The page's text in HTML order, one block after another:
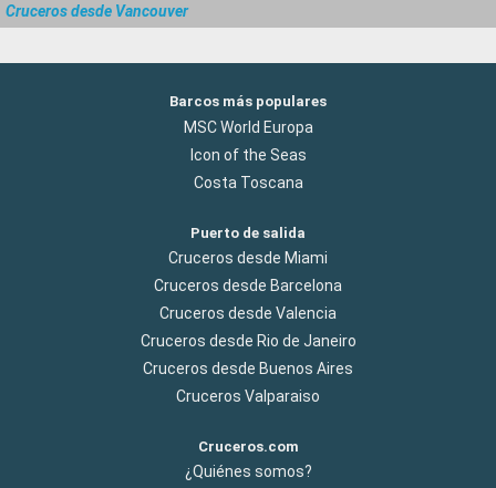
Cruceros desde Vancouver
Barcos más populares
MSC World Europa
Icon of the Seas
Costa Toscana
Puerto de salida
Cruceros desde Miami
Cruceros desde Barcelona
Cruceros desde Valencia
Cruceros desde Rio de Janeiro
Cruceros desde Buenos Aires
Cruceros Valparaiso
Cruceros.com
¿Quiénes somos?